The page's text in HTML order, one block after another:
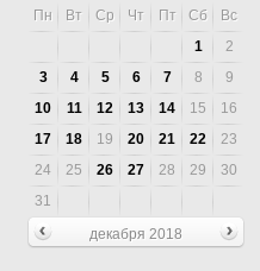
Пн Вт Ср Чт Пт Сб
Вс
1
2
3
4 5 6 7 8
9
10
11 12 13 14 15
16
17
18 19 20 21 22
23
24
25 26 27 28 29
30
31
декабря 2018